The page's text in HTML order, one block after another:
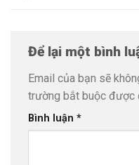
Để lại một bình
Email của bạn sẽ
trường bắt buộc được
Bình luận *